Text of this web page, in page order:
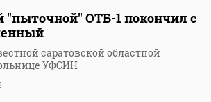
"пыточной" ОТБ-1 покончил с
саратовской областной
УФСИН